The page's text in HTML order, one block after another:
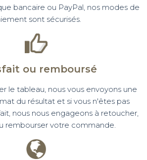
bancaire ou PayPal, nos modes de
sont sécurisés.
ou remboursé
le tableau, nous vous envoyons une
du résultat et si vous n'êtes pas
nous nous engageons à retoucher,
rembourser votre commande.